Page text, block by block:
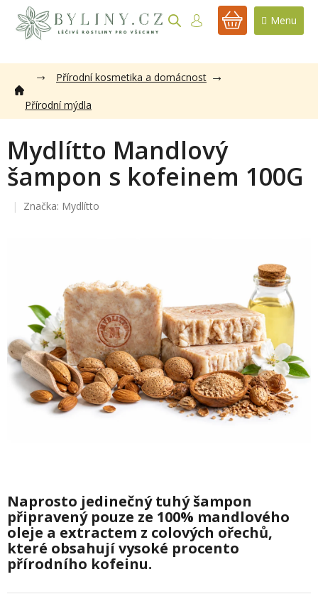
obsah
NÁKUPNÍ
Přírodní kosmetika a domácnost
Přírodní mýdla
Mydlítto Mandlový
šampon s kofeinem 100G
Značka: Mydlítto
Naprosto jedinečný tuhý šampon
připravený pouze ze 100% mandlového
oleje a extractem z colových ořechů,
které obsahují vysoké procento
přírodního kofeinu.